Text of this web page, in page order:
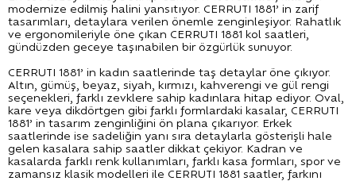
modernize edilmiş halini yansıtıyor. CERRUTI 1881’ in zarif
tasarımları, detaylara verilen önemle zenginleşiyor. Rahatlık
ve ergonomileriyle öne çıkan CERRUTI 1881 kol saatleri,
gündüzden geceye taşınabilen bir özgürlük sunuyor.
CERRUTI 1881’ in kadın saatlerinde taş detaylar öne çıkıyor.
Altın, gümüş, beyaz, siyah, kırmızı, kahverengi ve gül rengi
seçenekleri, farklı zevklere sahip kadınlara hitap ediyor. Oval,
kare veya dikdörtgen gibi farklı formlardaki kasalar, CERRUTI
1881’ in tasarım zenginliğini ön plana çıkarıyor. Erkek
saatlerinde ise sadeliğin yanı sıra detaylarla gösterişli hale
gelen kasalara sahip saatler dikkat çekiyor. Kadran ve
kasalarda farklı renk kullanımları, farklı kasa formları, spor ve
zamansız klasik modelleri ile CERRUTI 1881 saatler, farkını